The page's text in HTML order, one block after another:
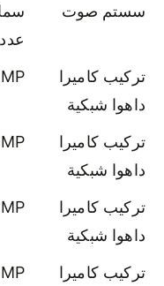
سستم صوت
عدد 4
تركيب كاميرا
داهوا شبكية
تركيب كاميرا
داهوا شبكية
تركيب كاميرا
داهوا شبكية
تركيب كاميرا